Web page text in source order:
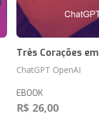
Três Corações
ChatGPT OpenAI
EBOOK
R$ 26,00